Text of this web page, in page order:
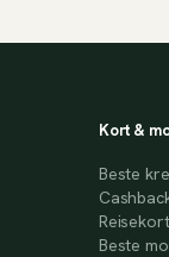
Kort &
Beste
Reisekort
Beste